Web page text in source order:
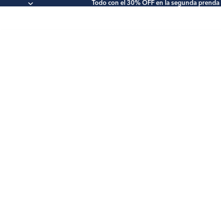
Todo con el 30% OFF en la segunda prenda